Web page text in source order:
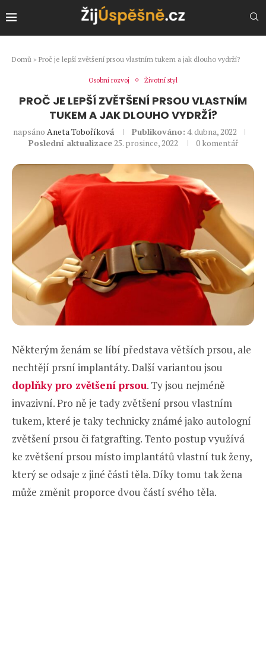
Domů » Proč je lepší zvětšení prsou vlastním tukem a jak dlouho vydrží?
Osobní rozvoj Životní styl
PROČ JE LEPŠÍ ZVĚTŠENÍ PRSOU VLASTNÍM
TUKEM A JAK DLOUHO VYDRŽÍ?
napsáno Aneta Toboříková Publikováno: 4. dubna, 2022
Poslední aktualizace25. prosince, 2022 0 komentář
Některým ženám se líbí představa větších prsou, ale
nechtějí prsní implantáty. Další variantou jsou
doplňky pro zvětšení prsou. Ty jsou nejméně
invazivní. Pro ně je tady zvětšení prsou vlastním
tukem, které je taky technicky známé jako autologní
zvětšení prsou či fatgrafting. Tento postup využívá
ke zvětšení prsou místo implantátů vlastní tuk ženy,
který se odsaje z jiné části těla. Díky tomu tak žena
může změnit proporce dvou částí svého těla.